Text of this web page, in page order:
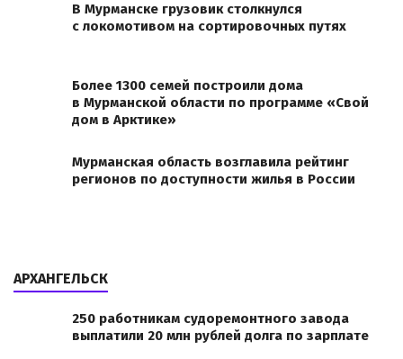
В Мурманске грузовик столкнулся
с локомотивом на сортировочных путях
Более 1300 семей построили дома
в Мурманской области по программе «Свой
дом в Арктике»
Мурманская область возглавила рейтинг
регионов по доступности жилья в России
АРХАНГЕЛЬСК
250 работникам судоремонтного завода
выплатили 20 млн рублей долга по зарплате